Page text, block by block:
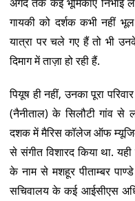
गायकी को दर्शक कभी नहीं
यात्रा पर चले गए हैं तो भी
दिमाग में ताज़ा हो रही हैं.
पियूष ही नहीं, उनका पूरा
(नैनीताल) के सिलौटी गांव
दशक में मैरिस कॉलेज ऑफ
से संगीत विशारद किया था. यही
के नाम से मशहूर पीताम्बर
सचिवालय के कई आईसीएस